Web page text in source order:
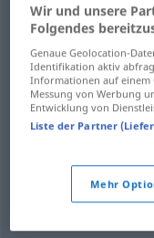
innocencef
non-culpabilitéf
f
innocencef
Wir und unsere
Folgendes
Genaue Geolocation-
Identifikation aktiv
Informationen auf einem
Messung von Werbung
Entwicklung von
Liste der Partner
Mehr